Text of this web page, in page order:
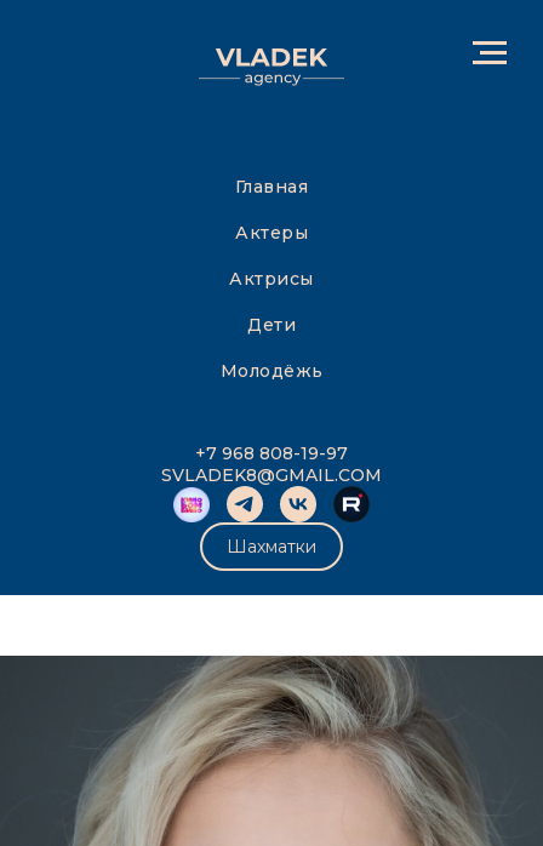
Главная
Актеры
Актрисы
Дети
Молодёжь
+7 968 808-19-97
SVLADEK8@GMAIL.COM
Шахматки